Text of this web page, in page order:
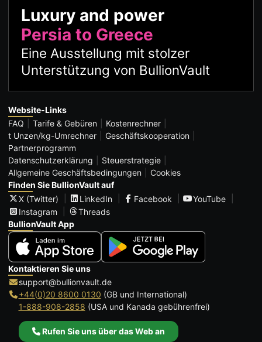
Luxury and power
Persia to Greece
Eine Ausstellung mit stolzer
Unterstützung von BullionVault
Website-Links
FAQ
Tarife & Gebüren
Kostenrechner
t Unzen/kg-Umrechner
Geschäftskooperation
Partnerprogramm
Datenschutzerklärung
Steuerstrategie
Allgemeine Geschäftsbedingungen
Cookies
Finden Sie BullionVault auf
X (Twitter)
LinkedIn Facebook
YouTube
Instagram
Threads
BullionVault App
Kontaktieren Sie uns
support@bullionvault.de
+44(0)20 8600 0130 (GB und International)
1-888-908-2858 (USA und Kanada gebührenfrei)
Rufen Sie uns über das Web an